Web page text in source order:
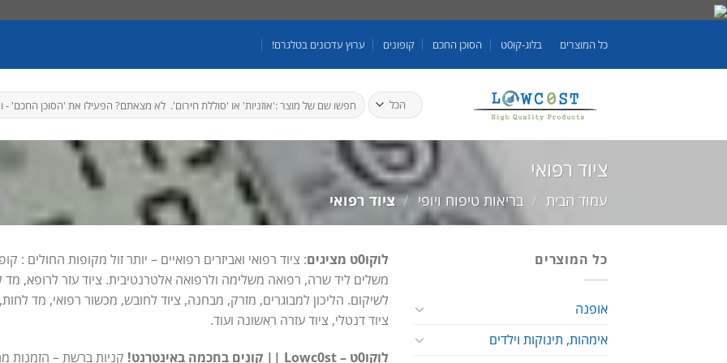
כל המוצרים בלוג-קו0ט הסוכן החכם קופונים ערוץ עדכונים בטלגרם!
חיפוש
עבור:
ציוד רפואי
עמוד הבית / בריאות טיפוח ויופי / ציוד רפואי
כל המוצרים
אופנה
אימהות, תינוקות וילדים
לוקו0ט מציגים
: ציוד רפואי ואביזרים רפואיים – יותר זול מקופות החולים :
משלים ליד שרה, רפואה משלימה ולרפואה אלטרנטיבית. ציוד עזר לרופא,
לשיקום. הליכון למבוגרים, מזרק, מבחנה, ציוד לחובש, מכשור רפואי, מד
ציוד דנטלי, ציוד עזרה ראשונה ועוד.
לוקו0ט – Lowc0st || קונים בחכמה באינטרנט!
קניות ברשת – הזמנות